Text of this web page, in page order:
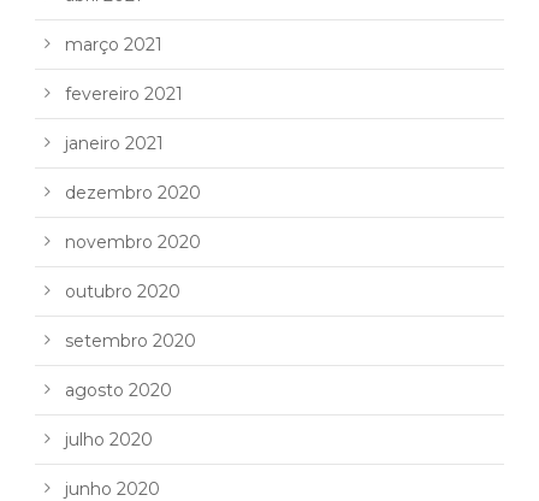
março 2021
fevereiro 2021
janeiro 2021
dezembro 2020
novembro 2020
outubro 2020
setembro 2020
agosto 2020
julho 2020
junho 2020